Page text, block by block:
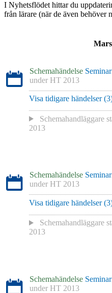
I Nyhetsflödet hittar du
från lärare (när de även behöver
Schemahändelse
under HT 2013
Visa tidigare händelser (3
Schemahandläggare
2013
Schemahändelse
under HT 2013
Visa tidigare händelser (3
Schemahandläggare
2013
Schemahändelse
under HT 2013